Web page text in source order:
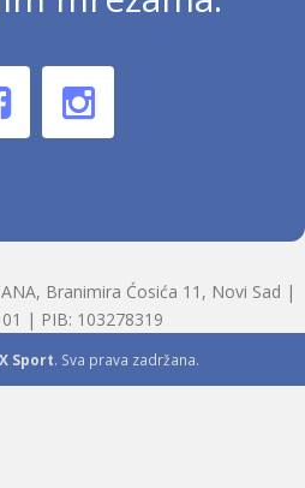
Branimira Ćosića 11, Novi Sad |
| PIB: 103278319
X Sport. Sva prava zadržana.